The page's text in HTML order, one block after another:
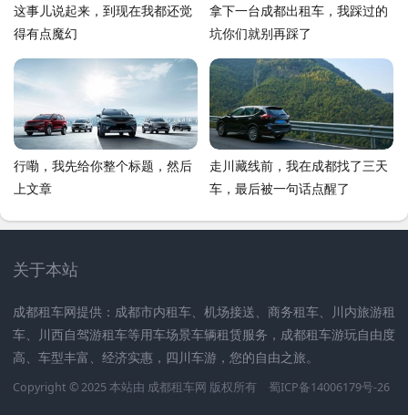
这事儿说起来，到现在我都还觉
得有点魔幻
拿下一台成都出租车，我踩过的
坑你们就别再踩了
行嘞，我先给你整个标题，然后
上文章
走川藏线前，我在成都找了三天
车，最后被一句话点醒了
关于本站
成都租车网提供：成都市内租车、机场接送、商务租车、川内旅游租
车、川西自驾游租车等用车场景车辆租赁服务，成都租车游玩自由度
高、车型丰富、经济实惠，四川车游，您的自由之旅。
Copyright © 2025 本站由 成都租车网 版权所有 蜀ICP备14006179号-26